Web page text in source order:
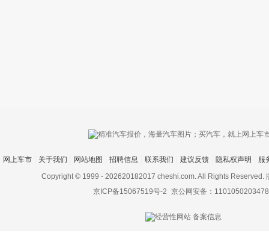
上传图片最多
网上车市 关于我们 网站地图 招聘信息 联系我们 建议反馈 隐私权声明
服
Copyright © 1999 - 202620182017 cheshi.com. All Rights Reserved.
京ICP备15067519号-2 京公网安备：